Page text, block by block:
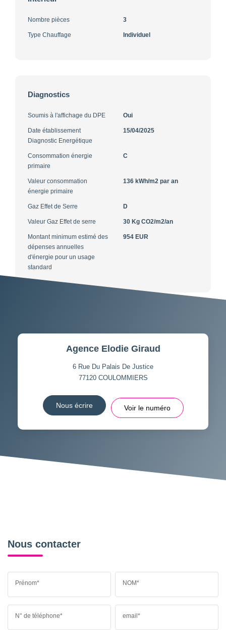
Nombre pièces 3
Type Chauffage Individuel
Diagnostics
Soumis à l'affichage du DPE Oui
Date établissement
Diagnostic Energétique
15/04/2025
Consommation énergie
primaire
C
Valeur consommation
énergie primaire
136 kWh/m2 par an
Gaz Effet de Serre D
Valeur Gaz Effet de serre 30 Kg CO2/m2/an
Montant minimum estimé des
dépenses annuelles
d'énergie pour un usage
standard
954 EUR
Agence Elodie Giraud
6 Rue Du Palais De Justice
77120 COULOMMIERS
Nous écrire Voir le numéro
Nous contacter
Prénom* NOM*
N° de téléphone* email*